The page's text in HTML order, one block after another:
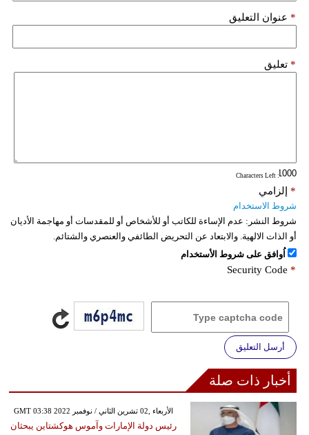
عنوان التعليق *
تعليق *
: Characters Left
إلزامي *
شروط الاستخدام
شروط النشر: عدم الإساءة للكاتب أو للأشخاص أو للمقدسات أو مهاجمة الأديان
أو الذات الالهية. والابتعاد عن التحريض الطائفي والعنصري والشتائم.
اُوافق على شروط الأستخدام
Security Code *
أرسل التعليق
أخبار ذات صلة
GMT 03:38 2022 الأربعاء ,02 تشرين الثاني / نوفمبر
رئيس دولة الإمارات وآموس هوكشتاين يبحثان